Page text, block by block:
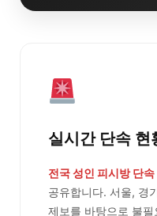
실시간 단속 현
전국 성인 피시방 단
공유합니다. 서울, 경
제보를 바탕으로 불